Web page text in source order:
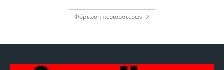
Φόρτωση περισσοτέρων